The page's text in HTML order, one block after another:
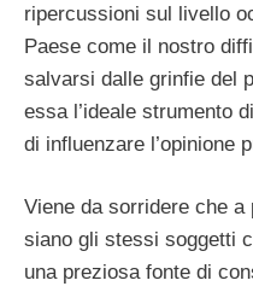
ripercussioni sul livello
Paese come il nostro
salvarsi dalle grinfie del
essa l’ideale strumento
di influenzare l’opinione
Viene da sorridere che
siano gli stessi soggetti
una preziosa fonte di